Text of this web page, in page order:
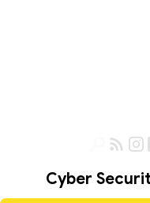
Cyber